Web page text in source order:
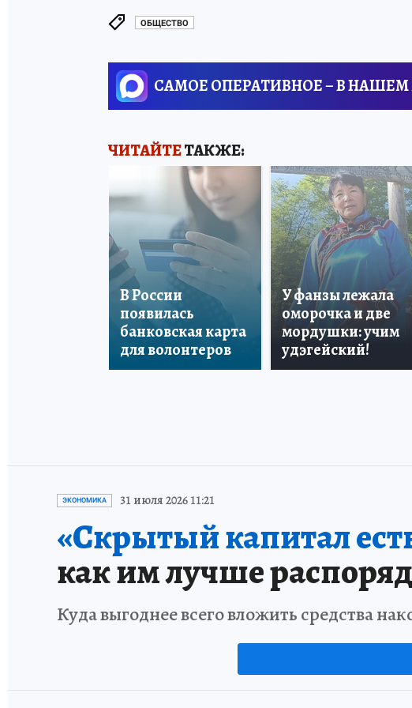
ОБЩЕСТВО
САМОЕ ОПЕРАТИВНОЕ – В НАШЕМ
ЧИТАЙТЕТАКЖЕ:
В России
появилась
банковская карта
для волонтеров
У фанзы лежала
оморочка и две
мордушки: учим
удэгейский!
ЭКОНОМИКА 31 июля 2026 11:21
«Скрытый капитал
как им лучше
Куда выгоднее всего вложить средства